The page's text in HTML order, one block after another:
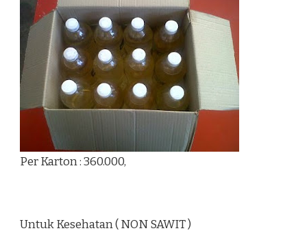
Per Karton : 360.000,
Untuk Kesehatan ( NON SAWIT )